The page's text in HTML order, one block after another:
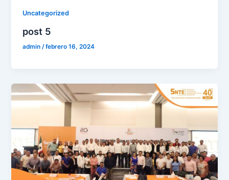
Uncategorized
post 5
admin/febrero 16, 2024